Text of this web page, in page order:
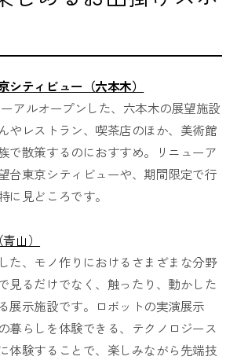
ティビュー（六本木）
ーアルオープンした、六本木の展望施設
やレストラン、喫茶店のほか、美術館
で散策するのにおすすめ。リニューア
台東京シティビューや、期間限定で行
に見どころです。
山）
た、モノ作りにおけるさまざまな分野
見るだけでなく、触ったり、動かした
展示施設です。ロボットの実演展示
暮らしを体験できる、テクノロジース
体験することで、楽しみながら先端技